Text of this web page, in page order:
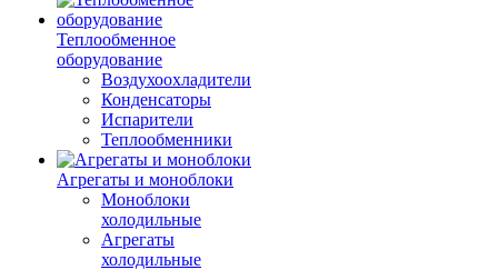
Теплообменное
оборудование
Воздухоохладители
Конденсаторы
Испарители
Теплообменники
Агрегаты и моноблоки
Моноблоки
холодильные
Агрегаты
холодильные